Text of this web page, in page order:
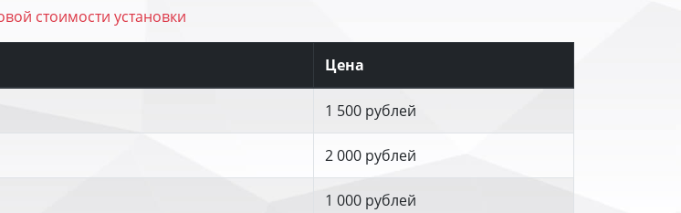
стоимости установки
Цена
1 500 рублей
2 000 рублей
1 000 рублей